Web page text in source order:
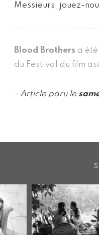
Messieurs, jouez-
Blood Brothers a
du Festival du film
- Article paru le